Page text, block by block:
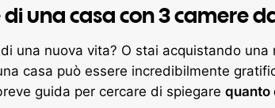
una casa con 3 camere
una nuova vita? O stai acquistando
casa può essere incredibilmente
guida per cercare di spiegare quanto